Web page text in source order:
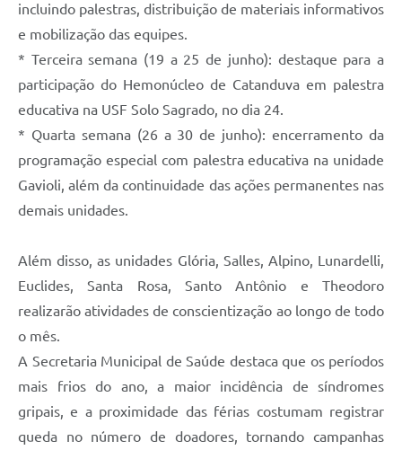
incluindo palestras, distribuição de materiais informativos
e mobilização das equipes.
* Terceira semana (19 a 25 de junho): destaque para a
participação do Hemonúcleo de Catanduva em palestra
educativa na USF Solo Sagrado, no dia 24.
* Quarta semana (26 a 30 de junho): encerramento da
programação especial com palestra educativa na unidade
Gavioli, além da continuidade das ações permanentes nas
demais unidades.
Além disso, as unidades Glória, Salles, Alpino, Lunardelli,
Euclides, Santa Rosa, Santo Antônio e Theodoro
realizarão atividades de conscientização ao longo de todo
o mês.
A Secretaria Municipal de Saúde destaca que os períodos
mais frios do ano, a maior incidência de síndromes
gripais, e a proximidade das férias costumam registrar
queda no número de doadores, tornando campanhas